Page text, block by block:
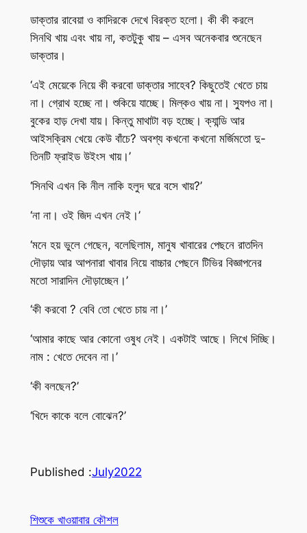
ডাক্তার রাবেয়া ও কাদিরকে দেখে বিরক্ত হলো। কী কী করলে
সিনথি খায় এবং খায় না, কতটুকু খায় – এসব অনেকবার শুনেছেন
ডাক্তার।
‘এই মেয়েকে নিয়ে কী করবো ডাক্তার সাহেব? কিছুতেই খেতে চায়
না। গ্রোথ হচ্ছে না। শুকিয়ে যাচ্ছে। মিল্কও খায় না। স্যুপও না।
বুকের হাড় দেখা যায়। কিন্তু মাথাটা বড় হচ্ছে। ক্যান্ডি আর
আইসক্রিম খেয়ে কেউ বাঁচে? অবশ্য কখনো কখনো মর্জিমতো দু-
তিনটি ফ্রাইড উইংস খায়।’
‘সিনথি এখন কি নীল নাকি হলুদ ঘরে বসে খায়?’
‘না না। ওই জিদ এখন নেই।’
‘মনে হয় ভুলে গেছেন, বলেছিলাম, মানুষ খাবারের পেছনে রাতদিন
দৌড়ায় আর আপনারা খাবার নিয়ে বাচ্চার পেছনে টিভির বিজ্ঞাপনের
মতো সারাদিন দৌড়াচ্ছেন।’
‘কী করবো ? বেবি তো খেতে চায় না।’
‘আমার কাছে আর কোনো ওষুধ নেই। একটাই আছে। লিখে দিচ্ছি।
নাম : খেতে দেবেন না।’
‘কী বলছেন?’
‘খিদে কাকে বলে বোঝেন?’
Published :July2022
শিশুকে খাওয়াবার কৌশল